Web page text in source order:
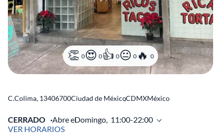
0 0 0 0 0
C.Colima, 13406700Ciudad de México
,CDMXMéxico
CERRADO Abre elDomingo, 11:00-22:00
VER HORARIOS